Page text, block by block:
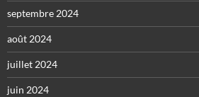
septembre 2024
août 2024
juillet 2024
juin 2024